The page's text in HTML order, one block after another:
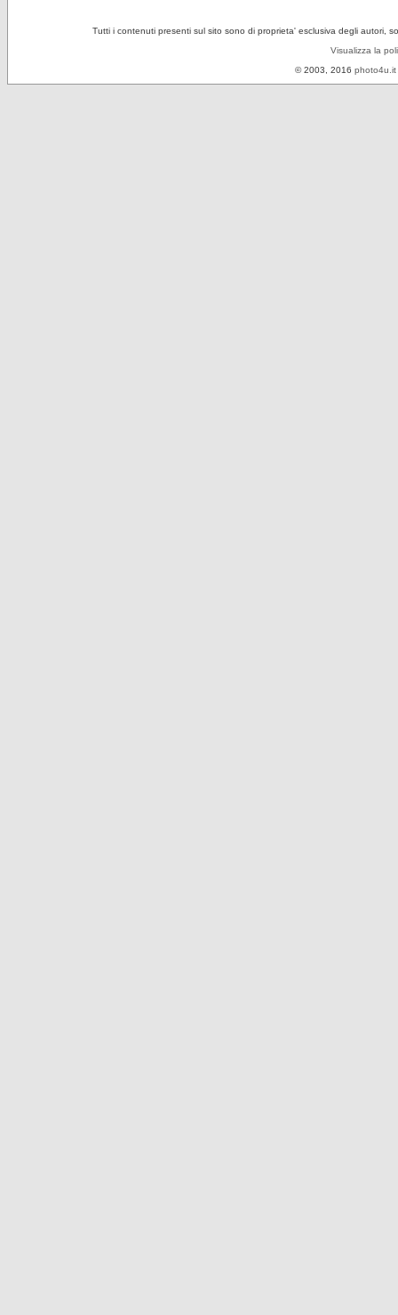
Tutti i contenuti presenti sul sito sono di proprieta' esclusiva degli autori,
Visualizza la
© 2003, 2016 photo4u.it